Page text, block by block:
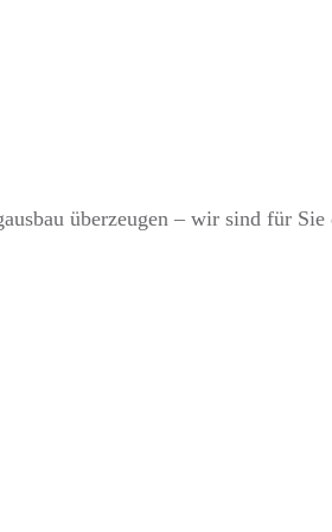
überzeugen – wir sind für Sie